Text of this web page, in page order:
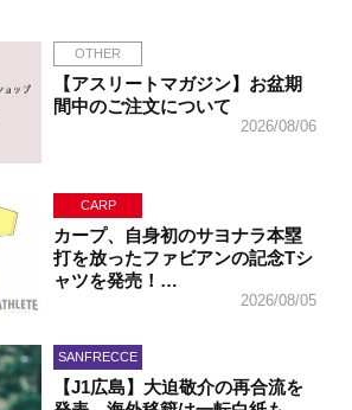
OTHER
【アスリートマガジン】お盆期
間中のご注文について
2026/08/06
CARP
カープ、自身初のサヨナラ本塁
打を放ったファビアンの記念Tシ
ャツを発売！…
2026/08/05
SANFRECCE
【J1広島】大迫敬介の再合流を